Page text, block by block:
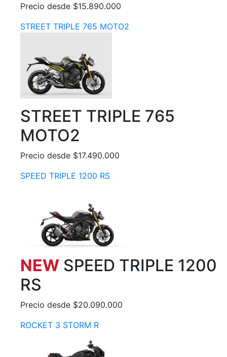
Precio desde $15.890.000
STREET TRIPLE 765 MOTO2
STREET TRIPLE 765
MOTO2
Precio desde $17.490.000
SPEED TRIPLE 1200 RS
NEW SPEED TRIPLE 1200
RS
Precio desde $20.090.000
ROCKET 3 STORM R